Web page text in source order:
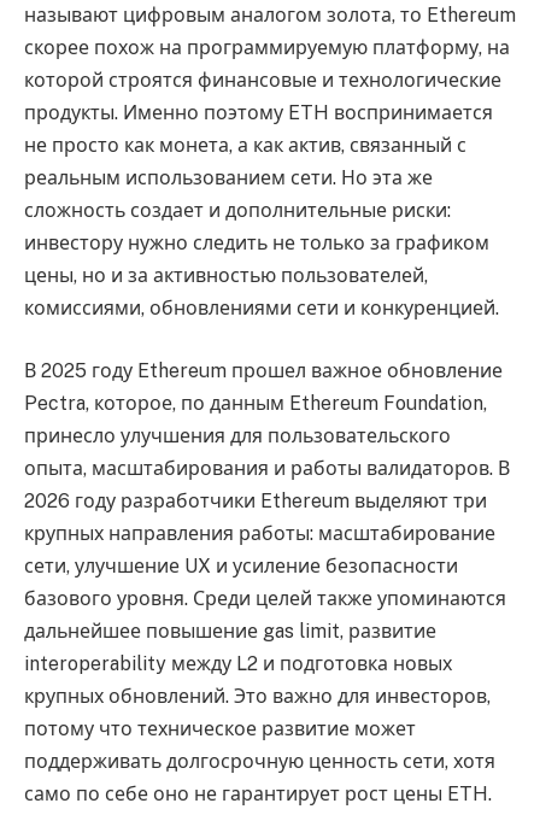
называют цифровым аналогом золота, то Ethereum
скорее похож на программируемую платформу, на
которой строятся финансовые и технологические
продукты. Именно поэтому ETH воспринимается
не просто как монета, а как актив, связанный с
реальным использованием сети. Но эта же
сложность создает и дополнительные риски:
инвестору нужно следить не только за графиком
цены, но и за активностью пользователей,
комиссиями, обновлениями сети и конкуренцией.
В 2025 году Ethereum прошел важное обновление
Pectra, которое, по данным Ethereum Foundation,
принесло улучшения для пользовательского
опыта, масштабирования и работы валидаторов. В
2026 году разработчики Ethereum выделяют три
крупных направления работы: масштабирование
сети, улучшение UX и усиление безопасности
базового уровня. Среди целей также упоминаются
дальнейшее повышение gas limit, развитие
interoperability между L2 и подготовка новых
крупных обновлений. Это важно для инвесторов,
потому что техническое развитие может
поддерживать долгосрочную ценность сети, хотя
само по себе оно не гарантирует рост цены ETH.